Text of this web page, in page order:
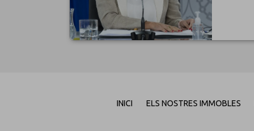
INICI ELS NOSTRES IMMOBLES